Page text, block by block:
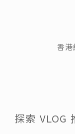
香
探索 VLOG